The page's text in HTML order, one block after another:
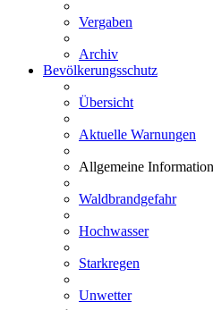
Vergaben
Archiv
Bevölkerungsschutz
Übersicht
Aktuelle Warnungen
Allgemeine
Waldbrandgefahr
Hochwasser
Starkregen
Unwetter